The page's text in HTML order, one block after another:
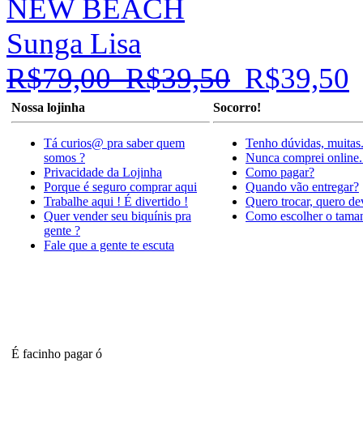
NEW BEACH
Sunga Lisa
R$79,00 R$39,50 R$39,50
Nossa lojinha
Tá curios@ pra saber quem
somos ?
Privacidade da Lojinha
Porque é seguro comprar aqui
Trabalhe aqui ! É divertido !
Quer vender seu biquínis pra
gente ?
Fale que a gente te escuta
Socorro!
Tenho dúvidas, muitas.
Nunca comprei online.
Como pagar?
Quando vão entregar?
Quero trocar, quero
Como escolher o
É facinho pagar ó